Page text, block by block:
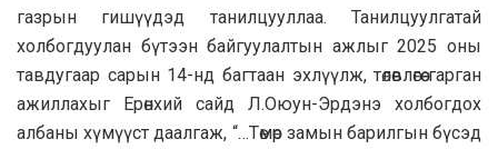
газрын гишүүдэд танилцууллаа. Танилцуулгатай
холбогдуулан бүтээн байгуулалтын ажлыг 2025 оны
тавдугаар сарын 14-нд багтаан эхлүүлж, төлөвлөгөө гарган
ажиллахыг Ерөнхий сайд Л.Оюун-Эрдэнэ холбогдох
албаны хүмүүст даалгаж, “…Төмөр замын барилгын бүсэд